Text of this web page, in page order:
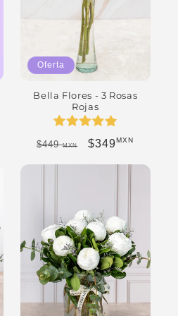
Oferta
Bella Flores - 3 Rosas
Rojas
Precio habitual
$449MXN Precio de oferta
$349MXN